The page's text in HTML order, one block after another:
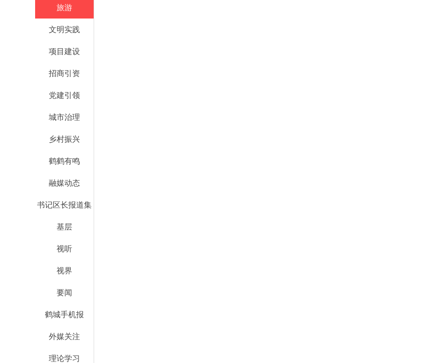
旅游
文明实践
项目建设
招商引资
党建引领
城市治理
乡村振兴
鹤鹤有鸣
融媒动态
书记区长报道集
基层
视听
视界
要闻
鹤城手机报
外媒关注
理论学习